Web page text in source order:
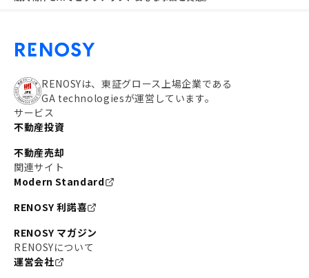
RENOSYは、東証グロース上場企業である
GA technologiesが運営しています。
サービス
不動産投資
不動産売却
関連サイト
Modern Standard
RENOSY 利諾喜
RENOSY マガジン
RENOSYについて
運営会社